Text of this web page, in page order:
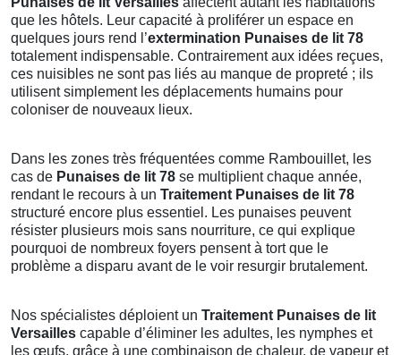
que les hôtels. Leur capacité à proliférer un espace en
quelques jours rend l’extermination Punaises de lit 78
totalement indispensable. Contrairement aux idées reçues,
ces nuisibles ne sont pas liés au manque de propreté ; ils
utilisent simplement les déplacements humains pour
coloniser de nouveaux lieux.
Dans les zones très fréquentées comme Rambouillet, les
cas de Punaises de lit 78 se multiplient chaque année,
rendant le recours à un Traitement Punaises de lit 78
structuré encore plus essentiel. Les punaises peuvent
résister plusieurs mois sans nourriture, ce qui explique
pourquoi de nombreux foyers pensent à tort que le
problème a disparu avant de le voir resurgir brutalement.
Nos spécialistes déploient un Traitement Punaises de lit
Versailles capable d’éliminer les adultes, les nymphes et
les œufs, grâce à une combinaison de chaleur, de vapeur et